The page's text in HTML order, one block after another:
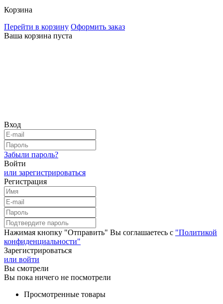
Корзина
Перейти в корзину Оформить заказ
Ваша корзина пуста
Вход
Забыли пароль?
Войти
или зарегистрироваться
Регистрация
Нажимая кнопку "Отправить" Вы соглашаетесь с "Политикой
конфиденциальности"
Зарегистрироваться
или войти
Вы смотрели
Вы пока ничего не посмотрели
Просмотренные товары